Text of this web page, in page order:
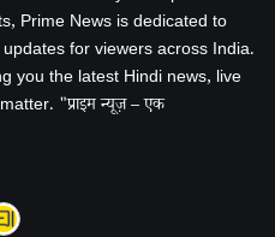
Prime News is dedicated to
for viewers across India.
you the latest Hindi news, live
"प्राइम न्यूज़ – एक